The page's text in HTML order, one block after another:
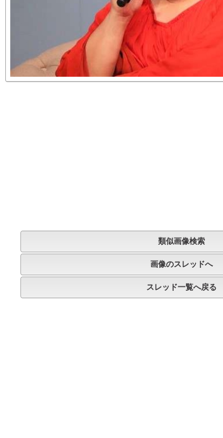
類似画像検索
画像のスレッドへ
スレッド一覧へ戻る